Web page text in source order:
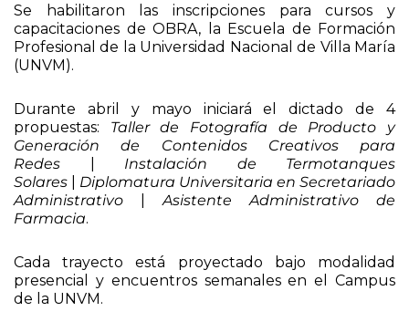
Se habilitaron las inscripciones para cursos y
capacitaciones de OBRA, la Escuela de Formación
Profesional de la Universidad Nacional de Villa María
(UNVM).
Durante abril y mayo iniciará el dictado de 4
propuestas: Taller de Fotografía de Producto y
Generación de Contenidos Creativos para
Redes
Instalación de Termotanques
Solares
Diplomatura Universitaria en Secretariado
Administrativo |Asistente Administrativo de
Farmacia.
Cada trayecto está proyectado bajo modalidad
presencial y encuentros semanales en el Campus
de la UNVM.